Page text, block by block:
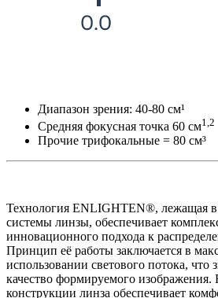
Диапазон зрения: 40-80 см¹
Средняя фокусная точка 60 см1,2
Прочие трифокальные = 80 см³
Технология ENLIGHTEN®, лежащая в
системы линзы, обеспечивает
инновационного подхода к
Принцип её работы заключается в
использовании светового потока, что
качество формируемого изображения.
конструкции линза обеспечивает